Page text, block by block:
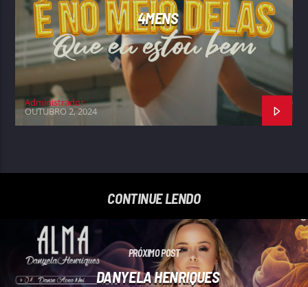
4MENS
Administrador
OUTUBRO 2, 2024
CONTINUE LENDO
PRÓXIMO POST
DANYELA HENRIQUES